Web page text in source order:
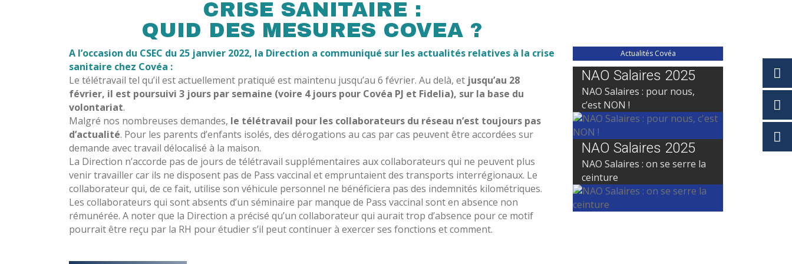
CRISE SANITAIRE :
QUID DES MESURES COVEA ?
A l’occasion du CSEC du 25 janvier 2022, la Direction a communiqué sur les actualités relatives à la crise
sanitaire chez Covéa :
Le télétravail tel qu’il est actuellement pratiqué est maintenu jusqu’au 6 février. Au delà, et jusqu’au 28
février, il est poursuivi 3 jours par semaine (voire 4 jours pour Covéa PJ et Fidelia), sur la base du
volontariat.
Malgré nos nombreuses demandes, le télétravail pour les collaborateurs du réseau n’est toujours pas
d’actualité. Pour les parents d’enfants isolés, des dérogations au cas par cas peuvent être accordées sur
demande avec travail délocalisé à la maison.
La Direction n’accorde pas de jours de télétravail supplémentaires aux collaborateurs qui ne peuvent plus
venir travailler car ils ne disposent pas de Pass vaccinal et empruntaient des transports interrégionaux. Le
collaborateur qui, de ce fait, utilise son véhicule personnel ne bénéficiera pas des indemnités kilométriques.
Les collaborateurs qui sont absents d’un séminaire par manque de Pass vaccinal sont en absence non
rémunérée. A noter que la Direction a précisé qu’un collaborateur qui aurait trop d’absence pour ce motif
pourrait être reçu par la RH pour étudier s’il peut continuer à exercer ses fonctions et comment.
Actualités Covéa
NAO Salaires 2025
NAO Salaires : pour nous,
c’est NON !
NAO Salaires 2025
NAO Salaires : on se serre la
ceinture